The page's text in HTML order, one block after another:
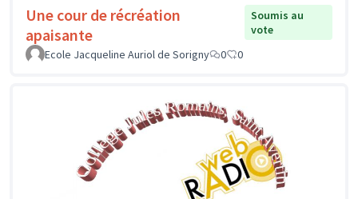
Une cour de récréation
apaisante
Soumis au
vote
Ecole Jacqueline Auriol de Sorigny
0 0